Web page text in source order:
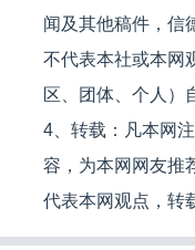
闻及其他稿件，信
不代表本社或本网
区、团体、个人）
4、转载：凡本网
容，为本网网友推
代表本网观点，转